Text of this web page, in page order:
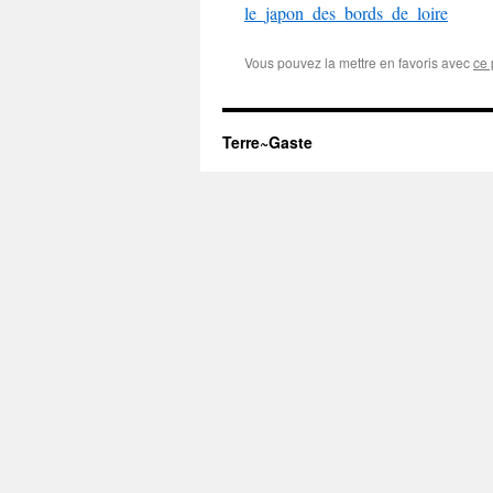
le_japon_des_bords_de_loire
Vous pouvez la mettre en favoris avecce
Terre~Gaste